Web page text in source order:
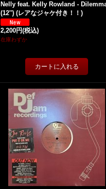
Nelly feat. Kelly Rowland -
(12'') (レアなジャケ付き！！)
2,200円(税込)
在庫わずか